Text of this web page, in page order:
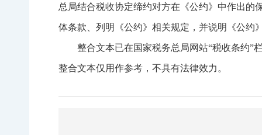
总局结合税收协定缔约对方在《公约》中作出的
体条款、列明《公约》相关规定，并说明《公约
整合文本已在国家税务总局网站“税收条约”
整合文本仅用作参考，不具有法律效力。